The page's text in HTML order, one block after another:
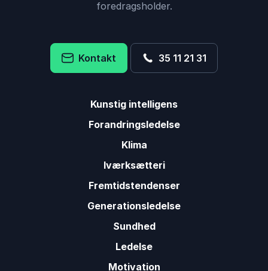
foredragsholder.
Kontakt 35 11 21 31
Kunstig intelligens
Forandringsledelse
Klima
Iværksætteri
Fremtidstendenser
Generationsledelse
Sundhed
Ledelse
Motivation